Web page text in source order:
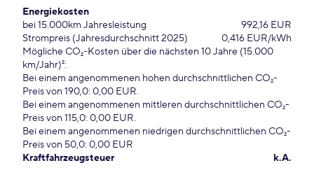
Energiekosten
bei 15.000km Jahresleistung
992,16 EUR
Strompreis (Jahresdurchschnitt 2025)
0,416 EUR/kWh
Mögliche CO₂-Kosten über die nächsten 10 Jahre (15.000
km/Jahr)²:
Bei einem angenommenen hohen durchschnittlichen CO₂-
Preis von 190,0: 0,00 EUR.
Bei einem angenommenen mittleren durchschnittlichen CO₂-
Preis von 115,0: 0,00 EUR.
Bei einem angenommenen niedrigen durchschnittlichen CO₂-
Preis von 50,0: 0,00 EUR
Kraftfahrzeugsteuer
k.A.